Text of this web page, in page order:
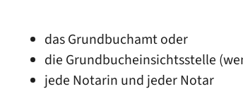
das Grundbuchamt oder
die Grundbucheinsichtsstelle
jede Notarin und jeder Notar